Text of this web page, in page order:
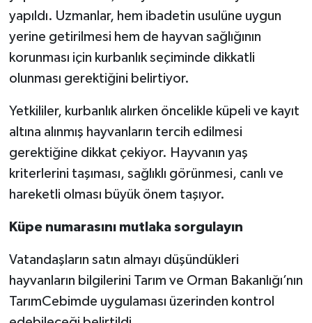
yapıldı. Uzmanlar, hem ibadetin usulüne uygun
yerine getirilmesi hem de hayvan sağlığının
korunması için kurbanlık seçiminde dikkatli
olunması gerektiğini belirtiyor.
Yetkililer, kurbanlık alırken öncelikle küpeli ve kayıt
altına alınmış hayvanların tercih edilmesi
gerektiğine dikkat çekiyor. Hayvanın yaş
kriterlerini taşıması, sağlıklı görünmesi, canlı ve
hareketli olması büyük önem taşıyor.
Küpe numarasını mutlaka sorgulayın
Vatandaşların satın almayı düşündükleri
hayvanların bilgilerini Tarım ve Orman Bakanlığı’nın
TarımCebimde uygulaması üzerinden kontrol